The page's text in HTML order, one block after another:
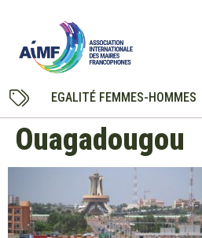
EGALITÉ FEMMES-HOMMES
Ouagadougou